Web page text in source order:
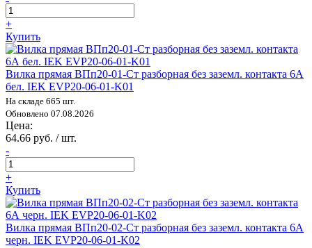
+
Купить
Вилка прямая ВПп20-01-Ст разборная без заземл. контакта 6А
бел. IEK EVP20-06-01-K01
На складе 665 шт.
Обновлено 07.08.2026
Цена:
64.66 руб. / шт.
-
+
Купить
Вилка прямая ВПп20-02-Ст разборная без заземл. контакта 6А
черн. IEK EVP20-06-01-K02